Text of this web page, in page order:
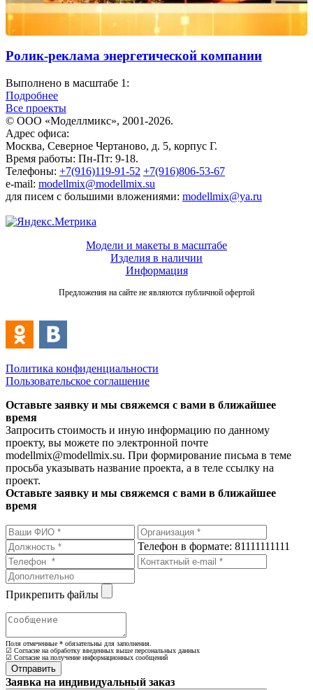
Ролик-реклама энергетической компании
Выполнено в масштабе 1:
Подробнее
Все проекты
© ООО «Моделлмикс», 2001-2026.
Адрес офиса:
Москва, Северное Чертаново, д. 5, корпус Г.
Время работы: Пн-Пт: 9-18.
Телефоны: +7(916)119-91-52 +7(916)806-53-67
e-mail: modellmix@modellmix.su
для писем с большими вложениями: modellmix@ya.ru
Модели и макеты в масштабе
Изделия в наличии
Информация
Предложения на сайте не являются публичной офертой
Политика конфиденциальности
Пользовательское соглашение
Оставьте заявку и мы свяжемся с вами в ближайшее
время
Запросить стоимость и иную информацию по данному
проекту, вы можете по электронной почте
modellmix@modellmix.su. При формирование письма в теме
просьба указывать название проекта, а в теле ссылку на
проект.
Оставьте заявку и мы свяжемся с вами в ближайшее
время
Телефон в формате: 81111111111
Прикрепить файлы
Поля отмеченные * обязательны для заполнения.
☑ Согласие на обработку введенных выше персональных данных
☑ Согласие на получение информационных сообщений
Заявка на индивидуальный заказ